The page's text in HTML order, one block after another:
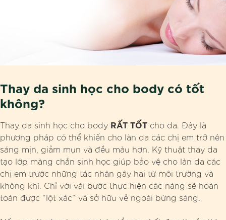
Thay da sinh học cho body có tốt
không?
Thay da sinh học cho body RẤT TỐT cho da. Đây là
phương pháp có thể khiến cho làn da các chị em trở nên
sáng mịn, giảm mụn và đều màu hơn. Kỹ thuật thay da
tạo lớp màng chắn sinh học giúp bảo vệ cho làn da các
chị em trước những tác nhân gây hại từ môi trường và
không khí. Chỉ với vài bước thực hiện các nàng sẽ hoàn
toàn được “lột xác” và sở hữu vẻ ngoài bừng sáng.